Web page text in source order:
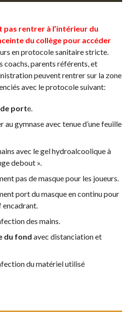
pas rentrer à l’intérieur du
du collège pour accéder
en protocole sanitaire stricte.
coachs, parents référents, et
peuvent rentrer sur la zone
avec le protocole suivant:
porte.
gymnase avec tenue d’une feuille
avec le gel hydroalcoolique à
debout ».
pas de masque pour les joueurs.
port du masque en continu pour
encadrant.
des mains.
du fond avec distanciation et
du matériel utilisé